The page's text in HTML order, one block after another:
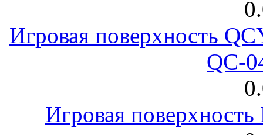
Игровая поверхность
QC-
Игровая